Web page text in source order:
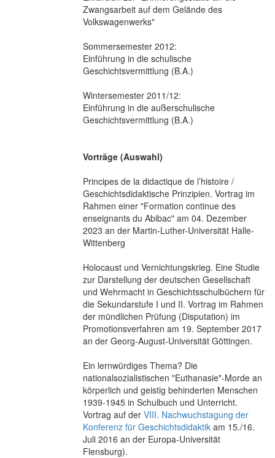
Zwangsarbeit auf dem Gelände des
Volkswagenwerks"
Sommersemester 2012:
Einführung in die schulische
Geschichtsvermittlung (B.A.)
Wintersemester 2011/12:
Einführung in die außerschulische
Geschichtsvermittlung (B.A.)
Vorträge (Auswahl)
Principes de la didactique de l’histoire /
Geschichtsdidaktische Prinzipien. Vortrag im
Rahmen einer "Formation continue des
enseignants du Abibac" am 04. Dezember
2023 an der Martin-Luther-Universität Halle-
Wittenberg
Holocaust und Vernichtungskrieg. Eine Studie
zur Darstellung der deutschen Gesellschaft
und Wehrmacht in Geschichtsschulbüchern für
die Sekundarstufe I und II. Vortrag im Rahmen
der mündlichen Prüfung (Disputation) im
Promotionsverfahren am 19. September 2017
an der Georg-August-Universität Göttingen.
Ein lernwürdiges Thema? Die
nationalsozialistischen "Euthanasie"-Morde an
körperlich und geistig behinderten Menschen
1939-1945 in Schulbuch und Unterricht.
Vortrag auf der VIII. Nachwuchstagung der
Konferenz für Geschichtsdidaktik am 15./16.
Juli 2016 an der Europa-Universität
Flensburg).